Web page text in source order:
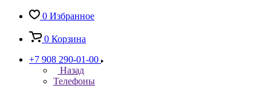
0 Избранное
0 Корзина
+7 908 290-01-00
Назад
Телефоны